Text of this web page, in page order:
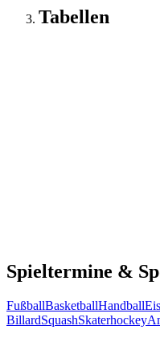
Tabellen
Spieltermine &
FußballBasketballHandball
BillardSquashSkaterhockey